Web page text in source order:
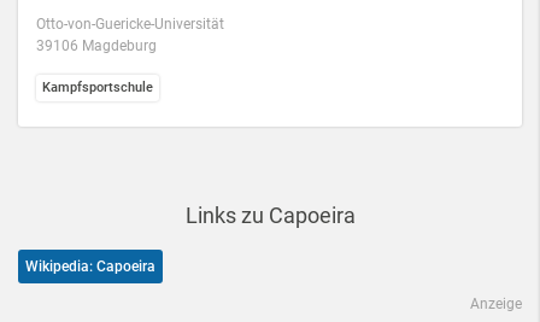
Otto-von-Guericke-Universität
39106 Magdeburg
Kampfsportschule
Links zu Capoeira
Wikipedia: Capoeira
Anzeige